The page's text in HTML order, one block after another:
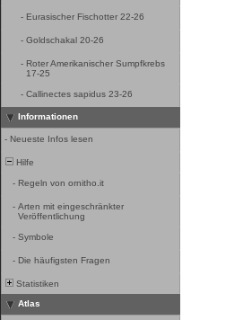
- Eurasischer Fischotter 22-26
- Goldschakal 20-26
- Roter Amerikanischer Sumpfkrebs
17-25
- Callinectes sapidus 23-26
Informationen
- Neueste Infos lesen
Hilfe
- Regeln von ornitho.it
- Arten mit eingeschränkter
Veröffentlichung
- Symbole
- Die häufigsten Fragen
Statistiken
Atlas